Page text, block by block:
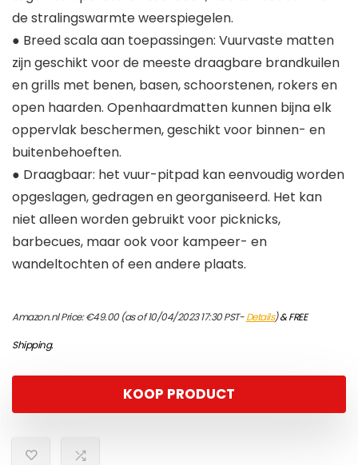
de stralingswarmte weerspiegelen.
● Breed scala aan toepassingen: Vuurvaste matten
zijn geschikt voor de meeste draagbare brandkuilen
en grills met benen, basen, schoorstenen, rokers en
open haarden. Openhaardmatten kunnen bijna elk
oppervlak beschermen, geschikt voor binnen- en
buitenbehoeften.
● Draagbaar: het vuur-pitpad kan eenvoudig worden
opgeslagen, gedragen en georganiseerd. Het kan
niet alleen worden gebruikt voor picknicks,
barbecues, maar ook voor kampeer- en
wandeltochten of een andere plaats.
Amazon.nl Price:€49.00(as of 10/04/2023 17:30 PST-Details)&FREE
Shipping.
KOOP PRODUCT